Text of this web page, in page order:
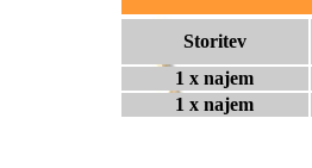
Storitev
1 x najem
1 x najem